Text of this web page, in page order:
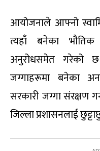
आयोजनाले आफ्नो
त्यहाँ बनेका
अनुरोधसमेत गरेको
जग्गाहरूमा बनेका
सरकारी जग्गा संरक्षण
जिल्ला प्रशासनलाई